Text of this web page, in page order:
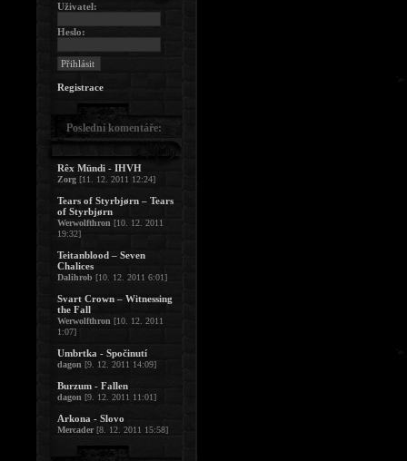
Uživatel:
Heslo:
Registrace
Poslední komentáře:
Rêx Mündi - IHVH
Zorg [11. 12. 2011 12:24]
Tears of Styrbjørn – Tears
of Styrbjørn
Werwolfthron [10. 12. 2011
19:32]
Teitanblood – Seven
Chalices
Dalihrob [10. 12. 2011 6:01]
Svart Crown – Witnessing
the Fall
Werwolfthron [10. 12. 2011
1:07]
Umbrtka - Spočinutí
dagon [9. 12. 2011 14:09]
Burzum - Fallen
dagon [9. 12. 2011 11:01]
Arkona - Slovo
Mercader[8. 12. 2011 15:58]